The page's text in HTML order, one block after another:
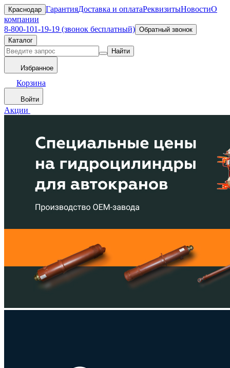
Краснодар ГарантияДоставка и оплатаРеквизитыНовостиО
компании
8-800-101-19-19 (звонок бесплатный) Обратный звонок
Каталог
Найти
Избранное
Корзина
Войти
Акции